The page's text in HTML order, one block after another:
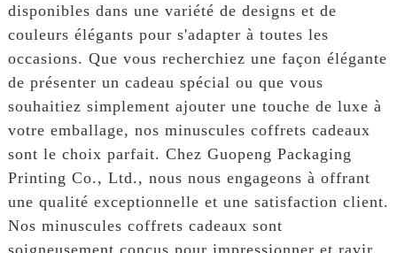
disponibles dans une variété de designs et de
couleurs élégants pour s'adapter à toutes les
occasions. Que vous recherchiez une façon élégante
de présenter un cadeau spécial ou que vous
souhaitiez simplement ajouter une touche de luxe à
votre emballage, nos minuscules coffrets cadeaux
sont le choix parfait. Chez Guopeng Packaging
Printing Co., Ltd., nous nous engageons à offrant
une qualité exceptionnelle et une satisfaction client.
Nos minuscules coffrets cadeaux sont
soigneusement conçus pour impressionner et ravir